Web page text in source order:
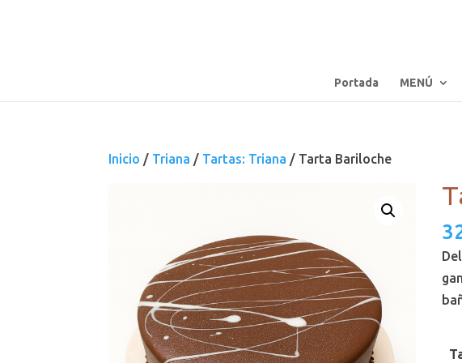
Portada MENÚ
Inicio / Triana / Tartas: Triana / Tarta Bariloche